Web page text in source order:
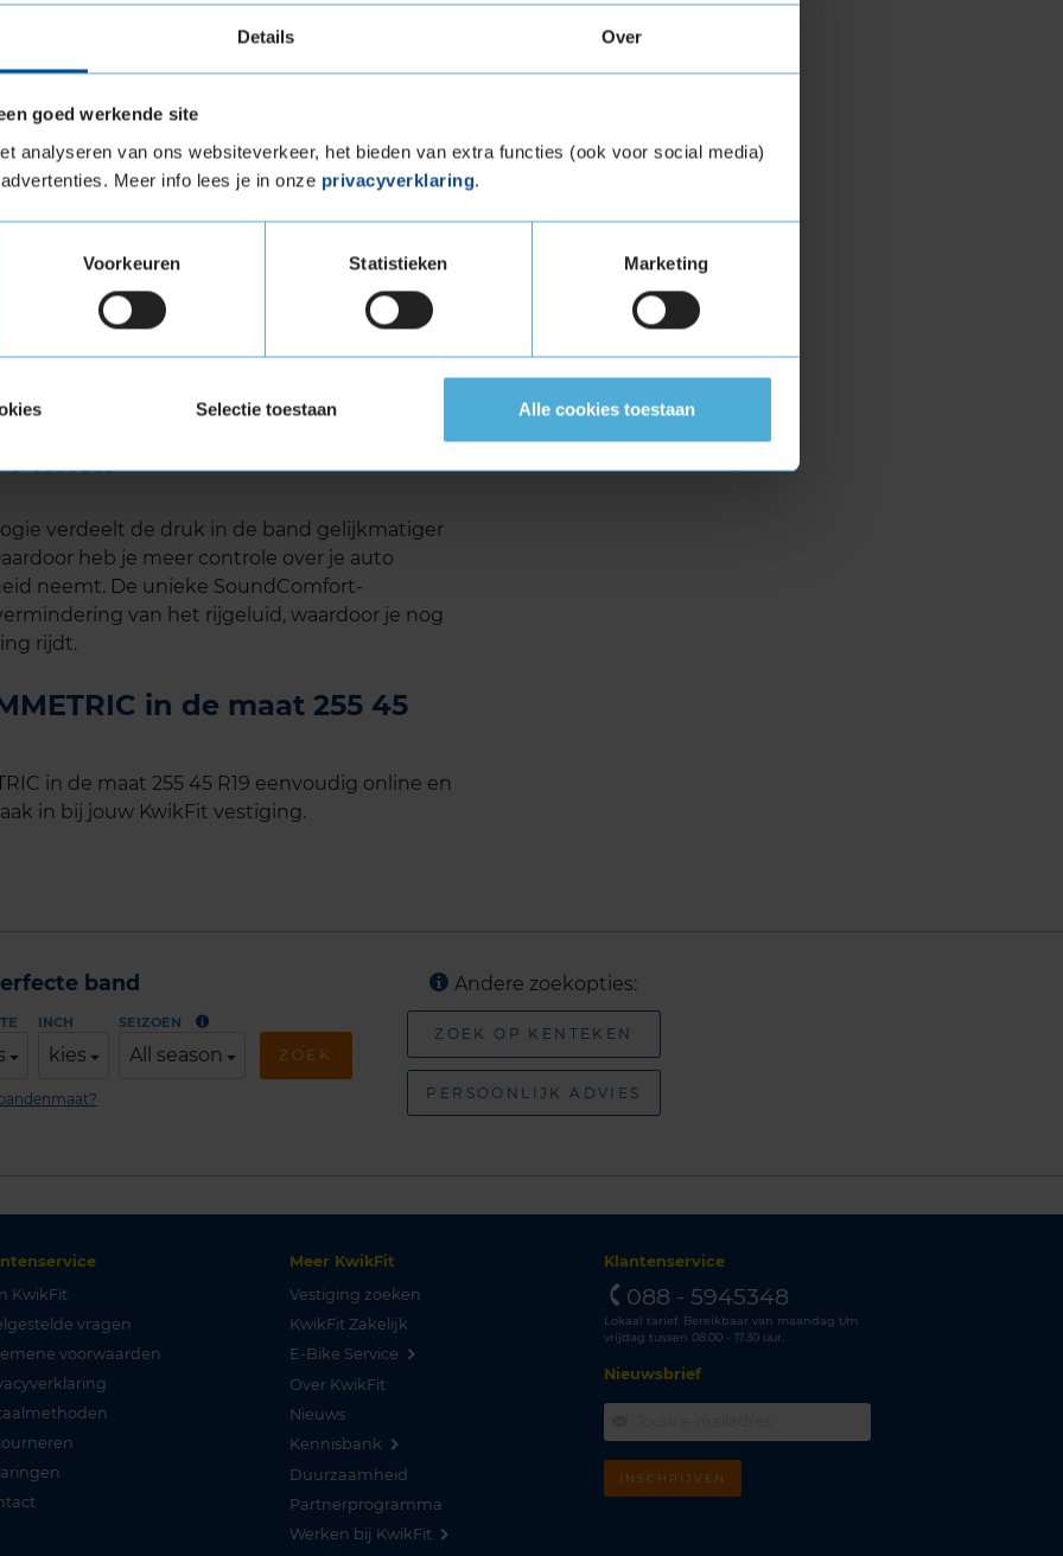
Details Over
goed werkende site
analyseren van ons websiteverkeer, het bieden van extra functies (ook voor social media)
Meer info lees je in onze privacyverklaring.
Voorkeuren Statistieken Marketing
Selectie toestaan Alle cookies toestaan
rijden
is speciaal ontwikkeld voor de modernste
tot 300 kilometer per uur aan en geeft je
over je sportieve auto. Het asymmetrische
grip op droge en natte wegen.
de weg snel afvoeren, heb je minder kans
ritten
verdeelt de druk in de band gelijkmatiger
heb je meer controle over je auto
neemt. De unieke SoundComfort-
van het rijgeluid, waardoor je nog
rijdt.
in de maat 255 45
in de maat 255 45 R19 eenvoudig online en
in bij jouw KwikFit vestiging.
band
INCH
kies
SEIZOEN
All season ZOEK
Andere zoekopties:
ZOEK OP KENTEKEN
PERSOONLIJK ADVIES
KwikFit
vragen
voorwaarden
Meer KwikFit
Vestiging zoeken
KwikFit Zakelijk
E-Bike Service
Over KwikFit
Nieuws
Kennisbank
Duurzaamheid
Partnerprogramma
Werken bij KwikFit
Klantenservice
088 - 5945348
Lokaal tarief. Bereikbaar van maandag t/m
vrijdag tussen 08.00 - 17.30 uur.
Nieuwsbrief
INSCHRIJVEN